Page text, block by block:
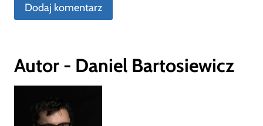
Autor - Daniel Bartosiewicz